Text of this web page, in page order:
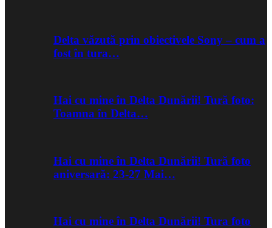
Delta văzută prin obiectivele Sony – cum a
fost în tura…
Hai cu mine în Delta Dunării! Tură foto:
Toamna în Delta…
Hai cu mine în Delta Dunării! Tură foto
aniversară: 23-27 Mai…
Hai cu mine în Delta Dunării! Tura foto